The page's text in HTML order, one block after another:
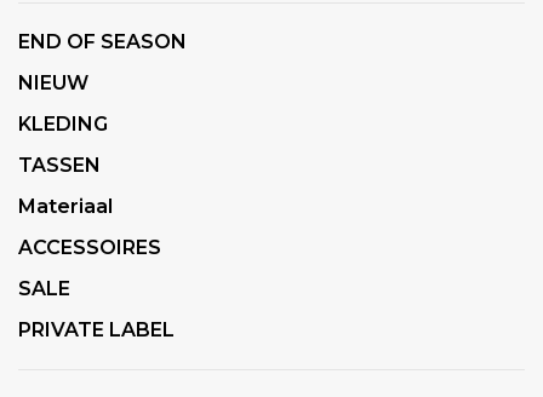
END OF SEASON
NIEUW
KLEDING
TASSEN
Materiaal
ACCESSOIRES
SALE
PRIVATE LABEL